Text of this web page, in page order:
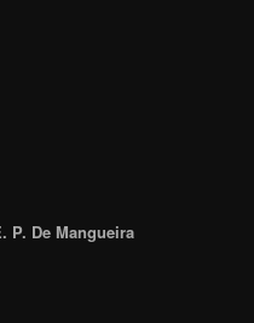
P. De Mangueira